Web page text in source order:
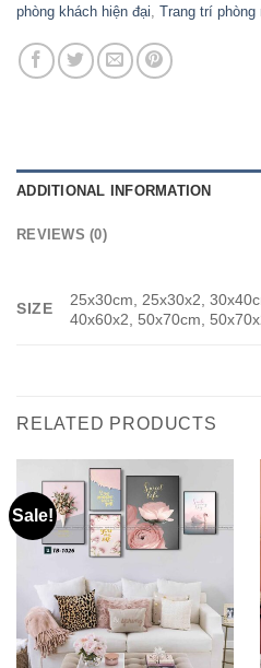
phòng khách hiện đại, Trang trí phòng
ADDITIONAL INFORMATION
REVIEWS (0)
SIZE
25x30cm, 25x30x2,
40x60x2, 50x70cm,
RELATED PRODUCTS
Sale!